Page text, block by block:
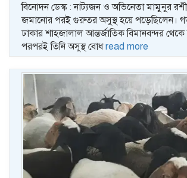
বিনোদন ডেস্ক : নাট্যজন ও অভিনেতা মামুনুর রশীদ
জমানোর পরই গুরুতর অসুস্থ হয়ে পড়েছিলেন।
ঢাকার শাহজালাল আন্তর্জাতিক বিমানবন্দর
পরপরই তিনি অসুস্থ বোধread more